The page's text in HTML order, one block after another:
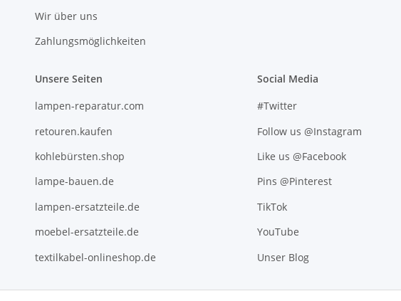
Wir über uns
Zahlungsmöglichkeiten
Unsere Seiten
lampen-reparatur.com
retouren.kaufen
kohlebürsten.shop
lampe-bauen.de
lampen-ersatzteile.de
moebel-ersatzteile.de
textilkabel-onlineshop.de
Social Media
#Twitter
Follow us @Instagram
Like us @Facebook
Pins @Pinterest
TikTok
YouTube
Unser Blog